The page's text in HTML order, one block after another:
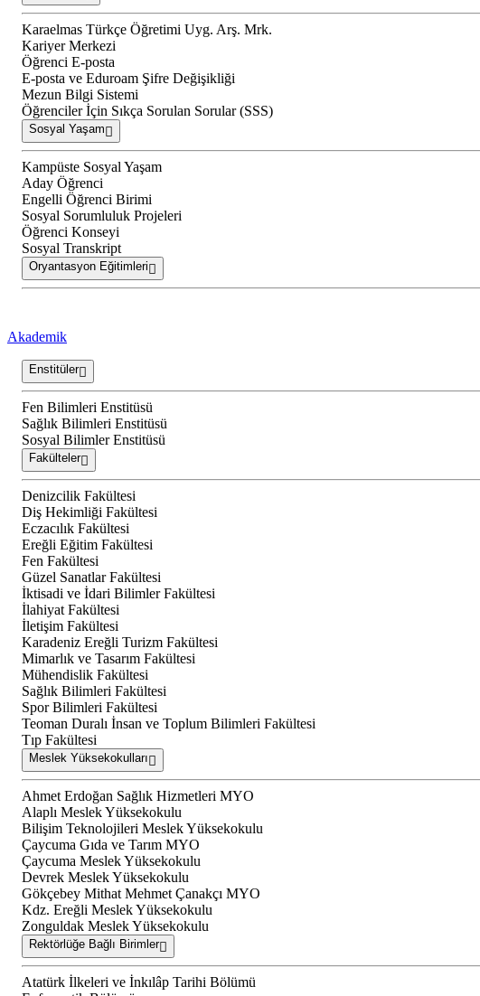
Karaelmas Türkçe Öğretimi Uyg. Arş. Mrk.
Kariyer Merkezi
Öğrenci E-posta
E-posta ve Eduroam Şifre Değişikliği
Mezun Bilgi Sistemi
Öğrenciler İçin Sıkça Sorulan Sorular (SSS)
Sosyal Yaşam
Kampüste Sosyal Yaşam
Aday Öğrenci
Engelli Öğrenci Birimi
Sosyal Sorumluluk Projeleri
Öğrenci Konseyi
Sosyal Transkript
Oryantasyon Eğitimleri
Akademik
Enstitüler
Fen Bilimleri Enstitüsü
Sağlık Bilimleri Enstitüsü
Sosyal Bilimler Enstitüsü
Fakülteler
Denizcilik Fakültesi
Diş Hekimliği Fakültesi
Eczacılık Fakültesi
Ereğli Eğitim Fakültesi
Fen Fakültesi
Güzel Sanatlar Fakültesi
İktisadi ve İdari Bilimler Fakültesi
İlahiyat Fakültesi
İletişim Fakültesi
Karadeniz Ereğli Turizm Fakültesi
Mimarlık ve Tasarım Fakültesi
Mühendislik Fakültesi
Sağlık Bilimleri Fakültesi
Spor Bilimleri Fakültesi
Teoman Duralı İnsan ve Toplum Bilimleri Fakültesi
Tıp Fakültesi
Meslek Yüksekokulları
Ahmet Erdoğan Sağlık Hizmetleri MYO
Alaplı Meslek Yüksekokulu
Bilişim Teknolojileri Meslek Yüksekokulu
Çaycuma Gıda ve Tarım MYO
Çaycuma Meslek Yüksekokulu
Devrek Meslek Yüksekokulu
Gökçebey Mithat Mehmet Çanakçı MYO
Kdz. Ereğli Meslek Yüksekokulu
Zonguldak Meslek Yüksekokulu
Rektörlüğe Bağlı Birimler
Atatürk İlkeleri ve İnkılâp Tarihi Bölümü